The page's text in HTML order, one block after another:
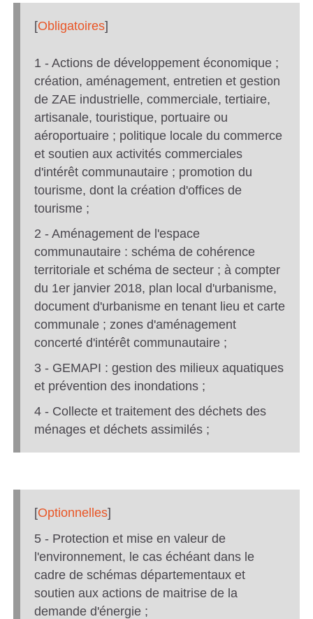
[Obligatoires]
1 - Actions de développement économique ;
création, aménagement, entretien et gestion
de ZAE industrielle, commerciale, tertiaire,
artisanale, touristique, portuaire ou
aéroportuaire ; politique locale du commerce
et soutien aux activités commerciales
d'intérêt communautaire ; promotion du
tourisme, dont la création d'offices de
tourisme ;
2 - Aménagement de l'espace
communautaire : schéma de cohérence
territoriale et schéma de secteur ; à compter
du 1er janvier 2018, plan local d'urbanisme,
document d'urbanisme en tenant lieu et carte
communale ; zones d'aménagement
concerté d'intérêt communautaire ;
3 - GEMAPI : gestion des milieux aquatiques
et prévention des inondations ;
4 - Collecte et traitement des déchets des
ménages et déchets assimilés ;
[Optionnelles]
5 - Protection et mise en valeur de
l'environnement, le cas échéant dans le
cadre de schémas départementaux et
soutien aux actions de maitrise de la
demande d'énergie ;